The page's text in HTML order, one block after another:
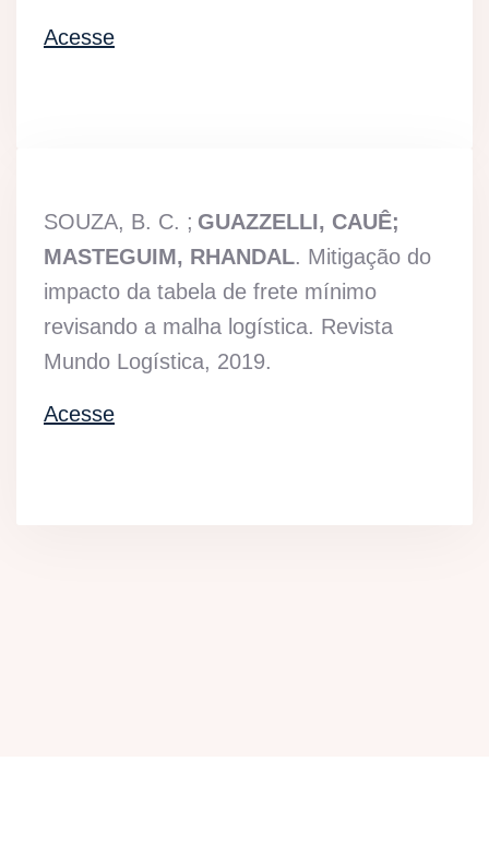
Acesse
SOUZA, B. C. ; GUAZZELLI, CAUÊ;
MASTEGUIM, RHANDAL. Mitigação do
impacto da tabela de frete mínimo
revisando a malha logística. Revista
Mundo Logística, 2019.
Acesse